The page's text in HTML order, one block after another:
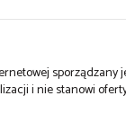
i nie stanowi